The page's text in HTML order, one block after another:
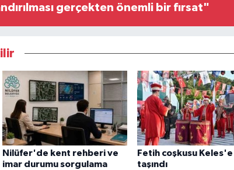
gerçekten önemli bir fırsat"
Nilüfer'de kent rehberi ve
imar durumu sorgulama
Fetih coşkusu Keles'e
taşındı